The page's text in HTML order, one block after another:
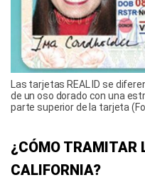
Las tarjetas REAL ID se
de un oso dorado con una
parte superior de la tarjeta
¿CÓMO TRAMITAR
CALIFORNIA?